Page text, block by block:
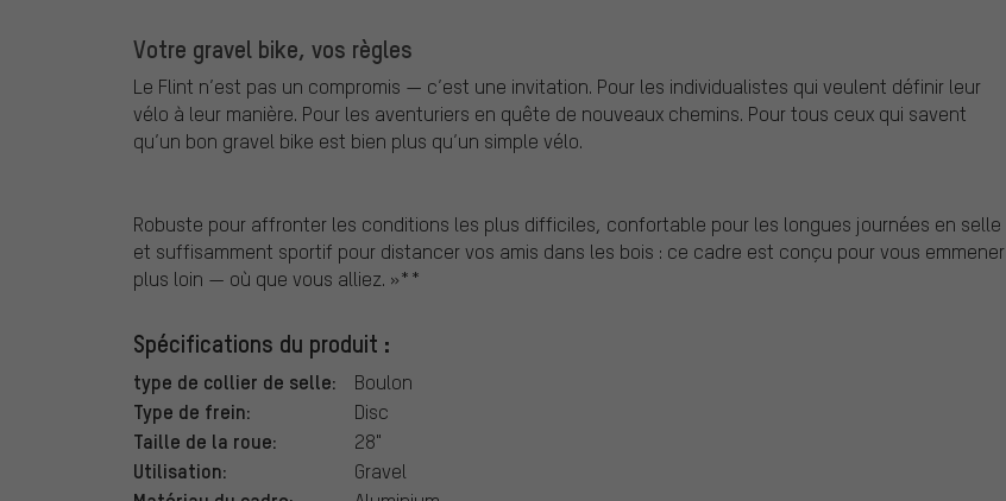
Votre gravel bike, vos règles
Le Flint n’est pas un compromis — c’est une invitation. Pour les individualistes qui veulent définir leur
vélo à leur manière. Pour les aventuriers en quête de nouveaux chemins. Pour tous ceux qui savent
qu’un bon gravel bike est bien plus qu’un simple vélo.
Robuste pour affronter les conditions les plus difficiles, confortable pour les longues journées en selle
et suffisamment sportif pour distancer vos amis dans les bois : ce cadre est conçu pour vous emmener
plus loin — où que vous alliez. »**
Spécifications du produit :
type de collier de selle: Boulon
Type de frein: Disc
Taille de la roue: 28"
Utilisation: Gravel